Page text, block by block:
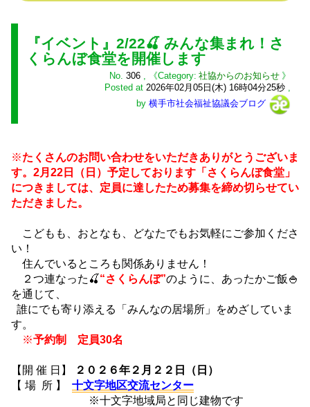
『イベント』2/22🍒 みんな集まれ！さ
くらんぼ食堂を開催します
No. 306
社協からのお知らせ
Posted at 2026年02月05日(木) 16時04分25秒
by 横手市社会福祉協議会ブログ
※たくさんのお問い合わせをいただきありがとうございま
す。2月22日（日）予定しております「さくらんぼ食堂」
につきましては、定員に達したため募集を締め切らせてい
ただきました。
こどもも、おとなも、どなたでもお気軽にご参加くださ
い！
住んでいるところも関係ありません！
２つ連なった🍒 “さくらんぼ”のように、あったかご飯🍚
を通じて、
誰にでも寄り添える「みんなの居場所」をめざしていま
す。
※予約制 定員30名
【開 催 日】
２０２６年２月２２日（日）
【 場 所 】 十文字地区交流センター
※十文字地域局と同じ建物です